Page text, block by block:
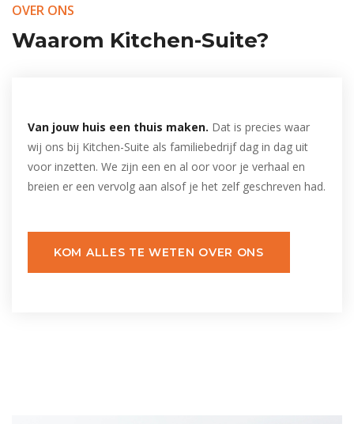
OVER ONS
Waarom Kitchen-Suite?
Van jouw huis een thuis maken. Dat is precies waar
wij ons bij Kitchen-Suite als familiebedrijf dag in dag uit
voor inzetten. We zijn een en al oor voor je verhaal en
breien er een vervolg aan alsof je het zelf geschreven had.
KOM ALLES TE WETEN OVER ONS